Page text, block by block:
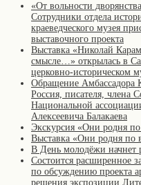
«От вольности
Сотрудники отдела
краеведческого музея
выставочного проекта
Выставка «Николай
смысле…» открылась в
церковно-историческом
Обращение Амбассадора
Россия, писателя, члена
Национальной
Алексеевича Балакаева
Экскурсия «Они родня
Выставка «Они родня по
В День молодёжи начнет
Состоится расширенное
по обсуждению проекта
решения экспозиции